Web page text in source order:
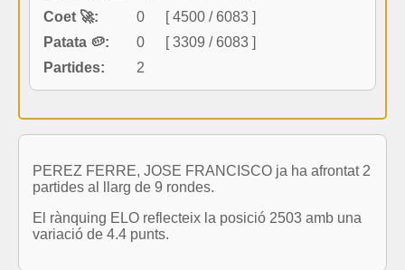
Coet 🚀:
0
[ 4500 / 6083 ]
Patata 🥔:
0
[ 3309 / 6083 ]
Partides:
2
PEREZ FERRE, JOSE FRANCISCO ja ha afrontat 2
partides al llarg de 9 rondes.
El rànquing ELO reflecteix la posició 2503 amb una
variació de 4.4 punts.